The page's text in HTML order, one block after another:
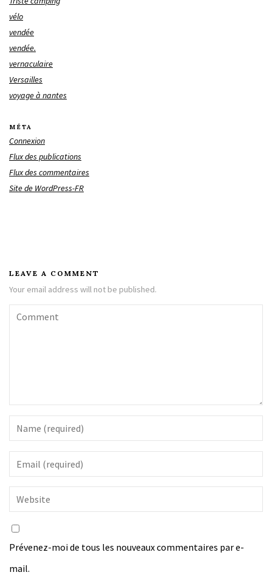
vélo
vendée
vendée.
vernaculaire
Versailles
voyage à nantes
MÉTA
Connexion
Flux des publications
Flux des commentaires
Site de WordPress-FR
LEAVE A COMMENT
Your email address will not be published.
Prévenez-moi de tous les nouveaux commentaires par e-
mail.